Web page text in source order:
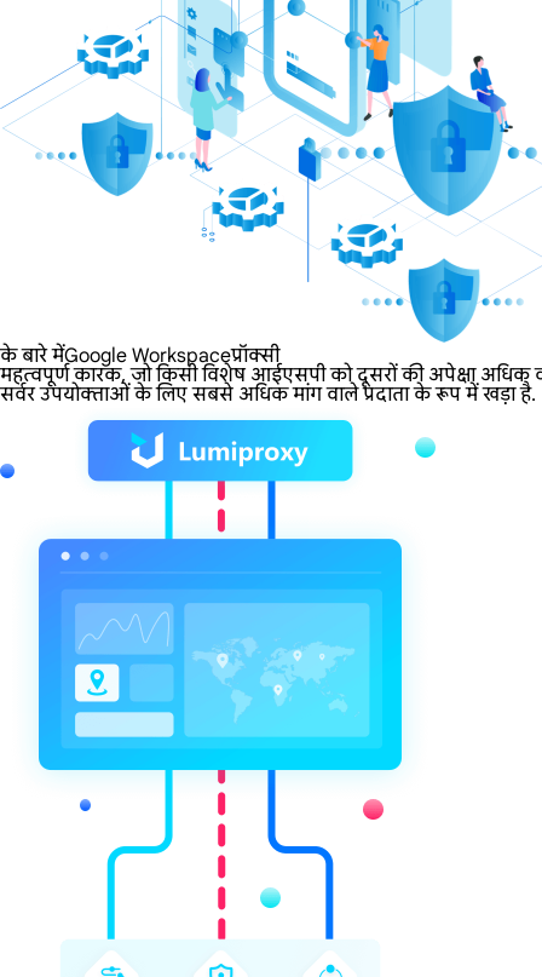
के बारे मेंGoogle Workspaceप्रॉक्सी
महत्वपूर्ण कारक, जो किसी विशेष आईएसपी को दूसरों की अपेक्षा अधिक
सर्वर उपयोक्ताओं के लिए सबसे अधिक मांग वाले प्रदाता के रूप में खड़ा है.